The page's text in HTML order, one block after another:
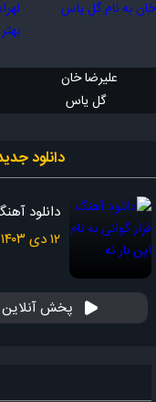
علیرضا خان
گل یاس
دانلود
دانلود
۱۲ دی ۱۴۰۳
پخش آنلاین